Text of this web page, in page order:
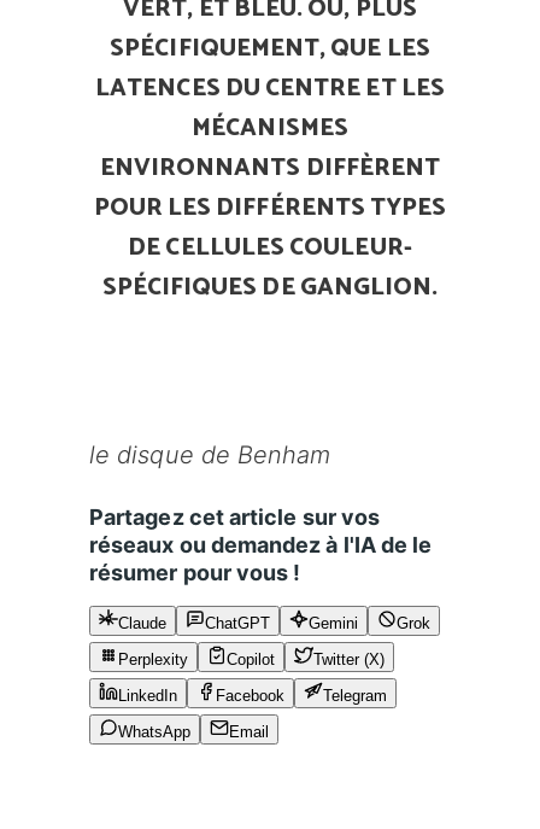
VERT, ET BLEU. OU, PLUS
SPÉCIFIQUEMENT, QUE LES
LATENCES DU CENTRE ET LES
MÉCANISMES
ENVIRONNANTS DIFFÈRENT
POUR LES DIFFÉRENTS TYPES
DE CELLULES COULEUR-
SPÉCIFIQUES DE GANGLION.
le disque de Benham
Partagez cet article sur vos
réseaux ou demandez à l'IA de le
résumer pour vous !
Claude ChatGPT Gemini
Grok
Perplexity
Copilot
Twitter (X)
LinkedIn
Facebook
Telegram
WhatsApp
Email